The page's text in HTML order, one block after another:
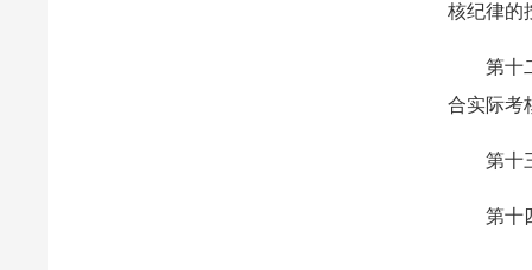
核纪律的
第十
合实际考
第十
第十